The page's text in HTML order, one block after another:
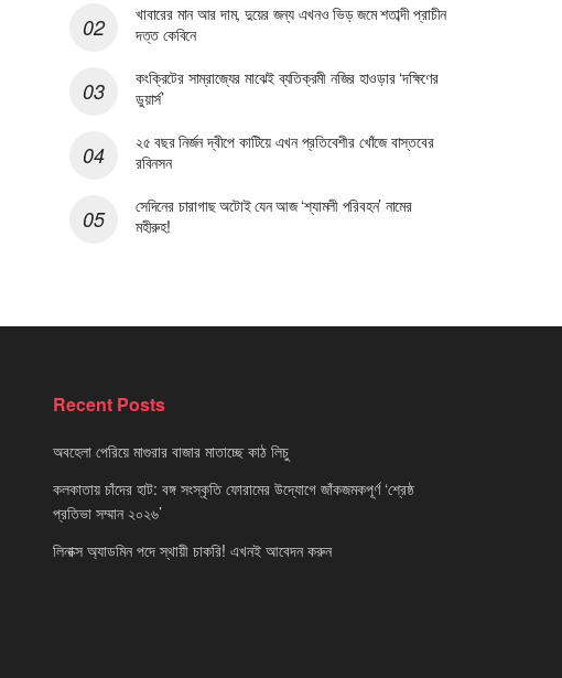
খাবারের মান আর দাম, দুয়ের জন্য এখনও ভিড় জমে শতাব্দী প্রাচীন
দত্ত কেবিনে
কংক্রিটের সাম্রাজ্যের মাঝেই ব্যতিক্রমী নজির হাওড়ার ‘দক্ষিণের
ডুয়ার্স’
২৫ বছর নির্জন দ্বীপে কাটিয়ে এখন প্রতিবেশীর খোঁজে বাস্তবের
রবিনসন
সেদিনের চারাগাছ অটোই যেন আজ ‘শ্যামলী পরিবহন’ নামের
মহীরুহ!
Recent Posts
অবহেলা পেরিয়ে মাগুরার বাজার মাতাচ্ছে কাঠ লিচু
কলকাতায় চাঁদের হাট: বঙ্গ সংস্কৃতি ফোরামের উদ্যোগে জাঁকজমকপূর্ণ ‘শ্রেষ্ঠ
প্রতিভা সম্মান ২০২৬’
লিনাক্স অ্যাডমিন পদে স্থায়ী চাকরি! এখনই আবেদন করুন